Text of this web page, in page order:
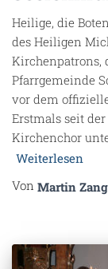
Heilige, die
des Heiligen
Kirchenpatrons,
Pfarrgemeinde
vor dem
Erstmals seit
Kirchenchor
Weiterlesen
Von Martin